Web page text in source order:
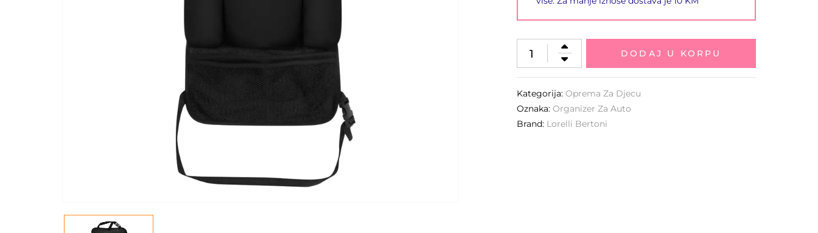
DODAJ U KORPU
Kategorija:Oprema Za Djecu
Oznaka:Organizer Za Auto
Brand: Lorelli Bertoni